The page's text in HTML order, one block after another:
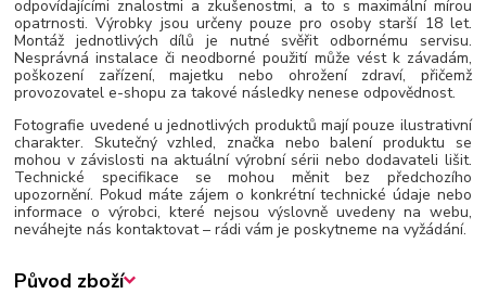
odpovídajícími znalostmi a zkušenostmi, a to s maximální mírou
opatrnosti. Výrobky jsou určeny pouze pro osoby starší 18 let.
Montáž jednotlivých dílů je nutné svěřit odbornému servisu.
Nesprávná instalace či neodborné použití může vést k závadám,
poškození zařízení, majetku nebo ohrožení zdraví, přičemž
provozovatel e-shopu za takové následky nenese odpovědnost.
Fotografie uvedené u jednotlivých produktů mají pouze ilustrativní
charakter. Skutečný vzhled, značka nebo balení produktu se
mohou v závislosti na aktuální výrobní sérii nebo dodavateli lišit.
Technické specifikace se mohou měnit bez předchozího
upozornění. Pokud máte zájem o konkrétní technické údaje nebo
informace o výrobci, které nejsou výslovně uvedeny na webu,
neváhejte nás kontaktovat – rádi vám je poskytneme na vyžádání.
Původ zboží